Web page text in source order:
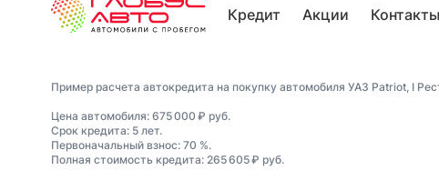
Кредит Акции Контакты
Пример расчета автокредита на покупку автомобиля УАЗ Patriot, I
Цена автомобиля: 675 000 ₽ руб.
Срок кредита: 5 лет.
Первоначальный взнос: 70 %.
Полная стоимость кредита: 265 605 ₽ руб.